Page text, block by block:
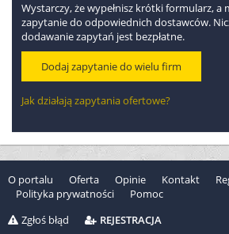
Wystarczy, że wypełnisz krótki formularz, a
zapytanie do odpowiednich dostawców.
dodawanie zapytań jest bezpłatne.
Dodaj zapytanie do wielu firm
Jak działają zapytania ofertowe?
O portalu Oferta Opinie Kontakt
Polityka prywatności
Pomoc
Zgłoś błąd
REJESTRACJA